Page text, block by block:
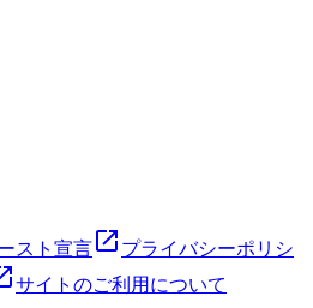
スト宣言
プライバシーポリシ
サイトのご利用について